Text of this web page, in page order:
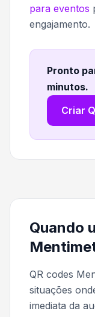
para eventos
engajamento.
Pronto
minutos.
Criar
Quando
QR codes
situações
imediata da